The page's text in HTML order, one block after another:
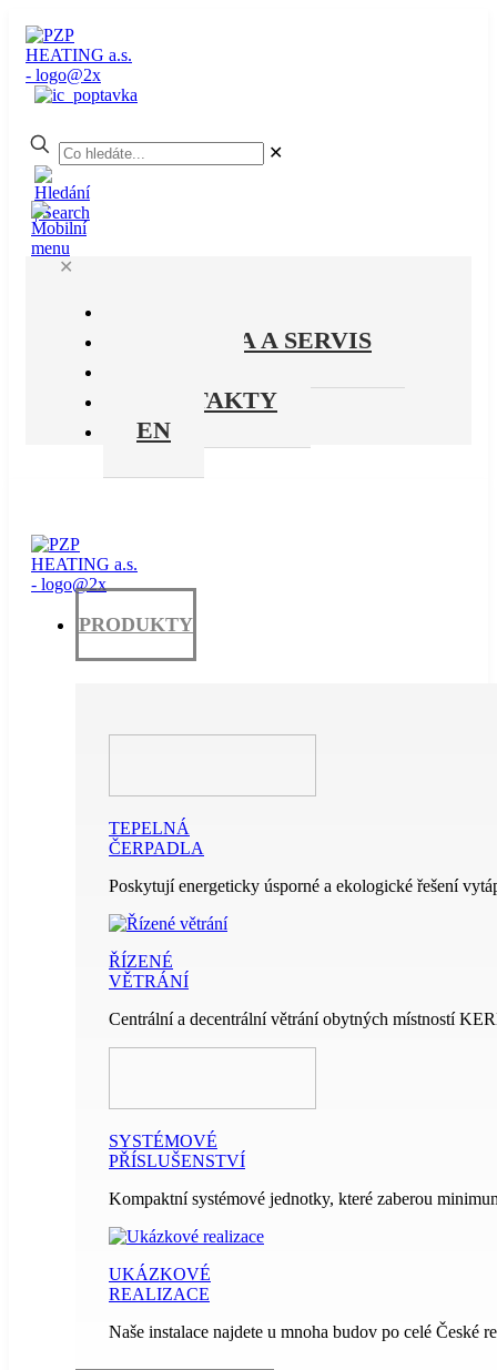
✕
✕
PODPORA A SERVIS
KONTAKTY
EN
PRODUKTY
TEPELNÁ
ČERPADLA
Poskytují energeticky úsporné a ekologické řešení
ŘÍZENÉ
VĚTRÁNÍ
Centrální a decentrální větrání obytných místností
SYSTÉMOVÉ
PŘÍSLUŠENSTVÍ
Kompaktní systémové jednotky, které zaberou
UKÁZKOVÉ
REALIZACE
Naše instalace najdete u mnoha budov po celé České